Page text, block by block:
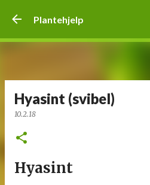
Plantehjelp
Hyasint (svibel)
10.2.18
Hyasint